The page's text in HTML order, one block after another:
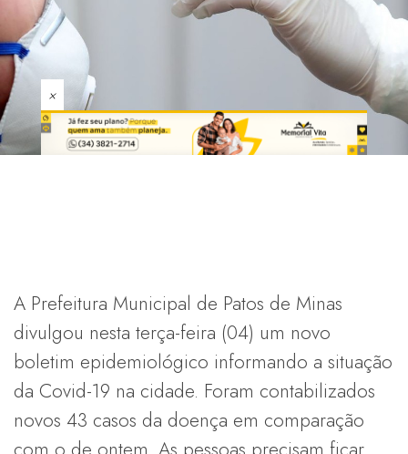
×
A Prefeitura Municipal de Patos de Minas
divulgou nesta terça-feira (04) um novo
boletim epidemiológico informando a situação
da Covid-19 na cidade. Foram contabilizados
novos 43 casos da doença em comparação